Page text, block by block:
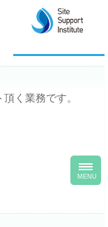
く業務です。
MENU